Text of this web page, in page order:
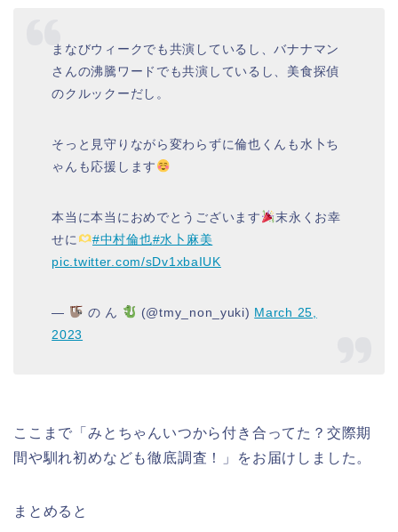
まなびウィークでも共演しているし、バナナマン
さんの沸騰ワードでも共演しているし、美食探偵
のクルックーだし。
そっと見守りながら変わらずに倫也くんも水卜ち
ゃんも応援します
本当に本当におめでとうございます
末永くお幸
せに
#中村倫也#水卜麻美
pic.twitter.com/sDv1xbaIUK
— の ん (@tmy_non_yuki) March 25,
2023
ここまで「みとちゃんいつから付き合ってた？交際期
間や馴れ初めなども徹底調査！」をお届けしました。
まとめると